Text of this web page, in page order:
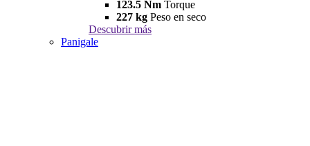
123.5 Nm Torque
227 kg Peso en seco
Descubrir más
Panigale